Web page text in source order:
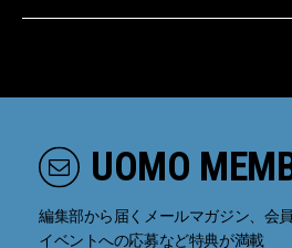
UOMO
編集部から届くメールマガジン、会
イベントへの応募など特典が満載